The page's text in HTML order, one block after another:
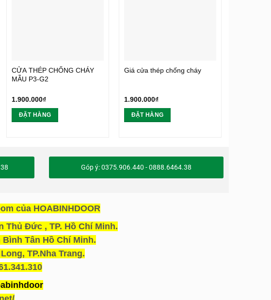
CỬA THÉP CHỐNG CHÁY
MẪU P3-G2
1.900.000₫
ĐẶT HÀNG
Giá cửa thép chống cháy
1.900.000₫
ĐẶT HÀNG
Góp ý: 0375.906.440 - 0888.6464.38
của HOABINHDOOR
Thủ Đức , TP. Hồ Chí Minh.
Tân Hồ Chí Minh.
TP.Nha Trang.